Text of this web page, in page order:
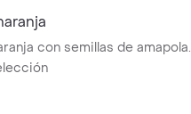
con semillas de amapola.